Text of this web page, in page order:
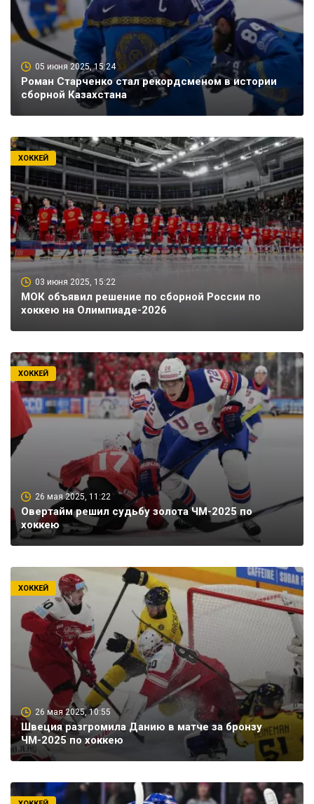
05 июня 2025, 15:24
Роман Старченко стал рекордсменом в истории
сборной Казахстана
03 июня 2025, 15:22
МОК объявил решение по сборной России по
хоккею на Олимпиаде-2026
ХОККЕЙ
26 мая 2025, 11:22
Овертайм решил судьбу золота ЧМ-2025 по
хоккею
ХОККЕЙ
26 мая 2025, 10:55
Швеция разгромила Данию в матче за бронзу
ЧМ-2025 по хоккею
ХОККЕЙ